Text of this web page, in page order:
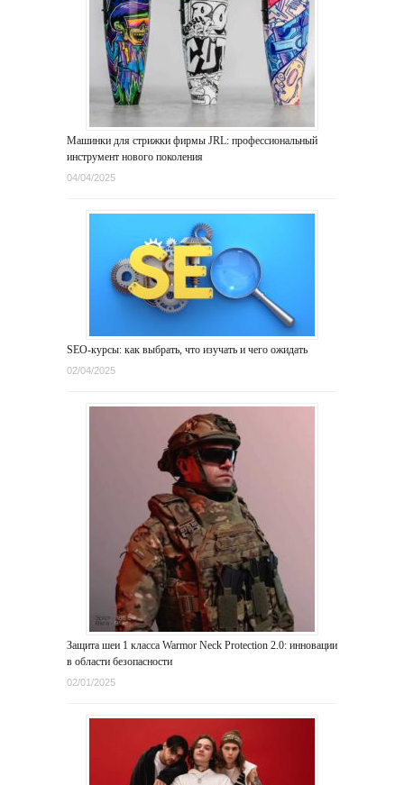
Машинки для стрижки фирмы JRL: профессиональный
инструмент нового поколения
04/04/2025
SEO-курсы: как выбрать, что изучать и чего ожидать
02/04/2025
Защита шеи 1 класса Warmor Neck Protection 2.0: инновации
в области безопасности
02/01/2025